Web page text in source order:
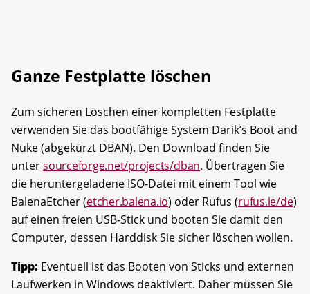
Ganze Festplatte löschen
Zum sicheren Löschen einer kompletten Festplatte
verwenden Sie das bootfähige System Darik’s Boot and
Nuke (abgekürzt DBAN). Den Download finden Sie
untersourceforge.net/projects/dban. Übertragen Sie
die he­runtergeladene ISO-Datei mit einem Tool wie
BalenaEtcher (etcher.balena.io) oder Rufus (rufus.ie/de)
auf einen freien USB-Stick und booten Sie damit den
Computer, dessen Harddisk Sie sicher löschen wollen.
Tipp: Eventuell ist das Booten von Sticks und externen
Laufwerken in Windows deaktiviert. Daher müssen Sie